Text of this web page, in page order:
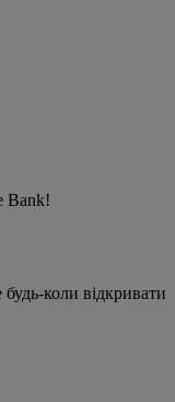
Bank!
коли відкривати